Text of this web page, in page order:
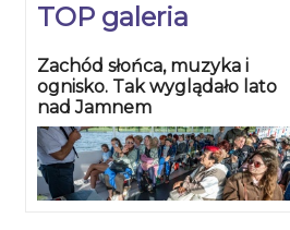
TOP galeria
Zachód słońca, muzyka i
ognisko. Tak wyglądało lato
nad Jamnem